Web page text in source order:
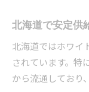
北海道で安定供
北海道ではホワイ
されています。特
から流通しており